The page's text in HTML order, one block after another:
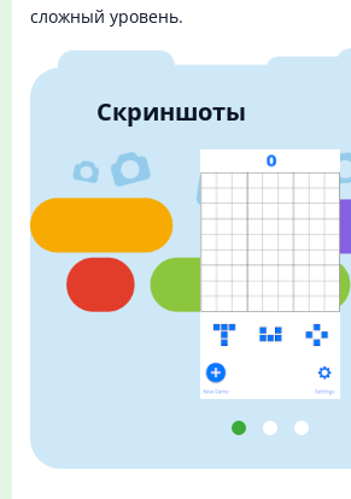
сложный уровень.
Скриншоты